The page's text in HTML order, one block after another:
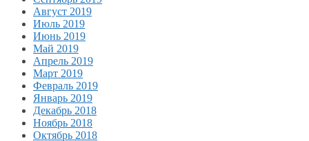
Август 2019
Июль 2019
Июнь 2019
Май 2019
Апрель 2019
Март 2019
Февраль 2019
Январь 2019
Декабрь 2018
Ноябрь 2018
Октябрь 2018